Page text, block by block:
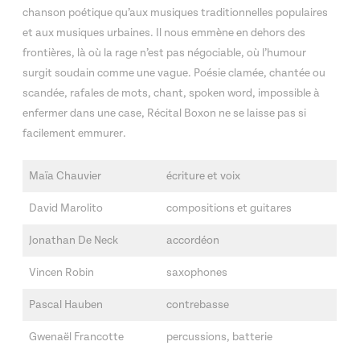
chanson poétique qu’aux musiques traditionnelles populaires
et aux musiques urbaines. Il nous emmène en dehors des
frontières, là où la rage n’est pas négociable, où l’humour
surgit soudain comme une vague. Poésie clamée, chantée ou
scandée, rafales de mots, chant, spoken word, impossible à
enfermer dans une case, Récital Boxon ne se laisse pas si
facilement emmurer.
Maïa Chauvier écriture et voix
David Marolito compositions et guitares
Jonathan De Neck accordéon
Vincen Robin saxophones
Pascal Hauben contrebasse
Gwenaël Francotte percussions, batterie